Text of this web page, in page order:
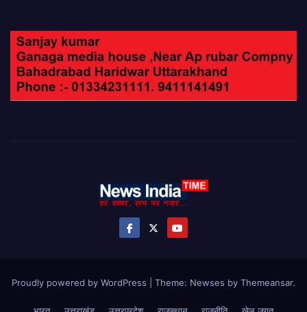
Proudly powered by WordPress Theme: Newses by Themeansar.